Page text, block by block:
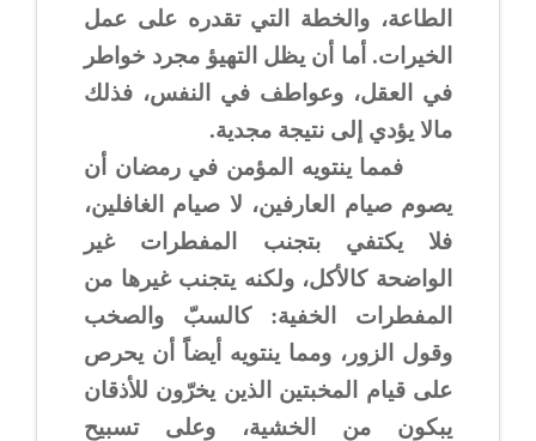
الطاعة، والخطة التي تقدره على عمل
الخيرات. أما أن يظل التهيؤ مجرد خواطر
في العقل، وعواطف في النفس، فذلك
مالا يؤدي إلى نتيجة مجدية.
فمما ينتويه المؤمن في رمضان أن
يصوم صيام العارفين، لا صيام الغافلين،
فلا يكتفي بتجنب المفطرات غير
الواضحة كالأكل، ولكنه يتجنب غيرها من
المفطرات الخفية: كالسبّ والصخب
وقول الزور، ومما ينتويه أيضاًَ أن يحرص
على قيام المخبتين الذين يخرّون للأذقان
يبكون من الخشية، وعلى تسبيح